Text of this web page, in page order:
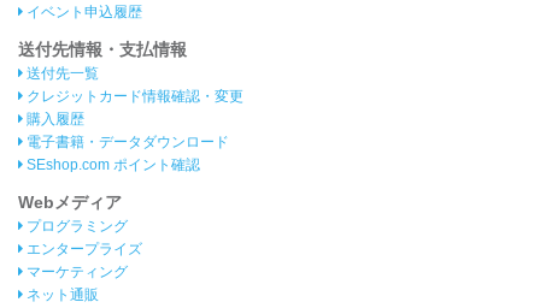
イベント申込履歴
送付先情報・支払情報
送付先一覧
クレジットカード情報確認・変更
購入履歴
電子書籍・データダウンロード
SEshop.com ポイント確認
Webメディア
プログラミング
エンタープライズ
マーケティング
ネット通販